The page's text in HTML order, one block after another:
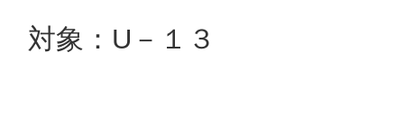
対象：U－１３